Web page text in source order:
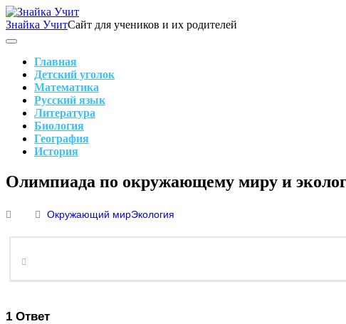
Skip
to
content
Знайка УчитСайт для учеников и их родителей
Search
Main
Navigation
Главная
Детский уголок
Математика
Русский язык
Литература
Биология
География
История
Search
Олимпиада по окружающему миру и
Окружающий мирЭкология
1 Ответ